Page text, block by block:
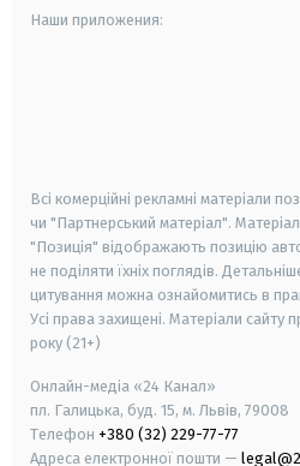
Наши приложения:
Всі комерційні рекламні матеріали
чи "Партнерський матеріал".
"Позиція" відображають позицію
не поділяти їхніх поглядів.
цитування можна ознайомитись в
Усі права захищені. Матеріали сайту
року (21+)
Онлайн-медіа «24 Канал»
пл. Галицька, буд. 15, м. Львів, 79008
Телефон +380 (32) 229-77-77
Адреса електронної пошти —